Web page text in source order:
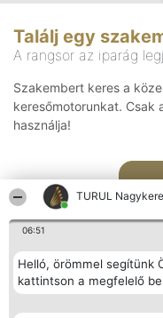
TURUL
06:51
Helló, örömmel segítünk
kattintson a megfelelő
Találj egy
A rangsor az iparág
Szakembert keres a
keresőmotorunkat. Csak
használja!
Rangsorszervező